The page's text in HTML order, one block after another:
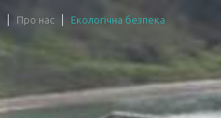
Про нас Екологічна безпека